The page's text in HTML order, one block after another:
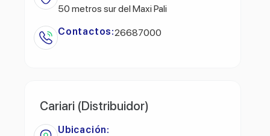
50 metros sur del Maxi Pali
Contactos:26687000
Cariari (Distribuidor)
Ubicación: